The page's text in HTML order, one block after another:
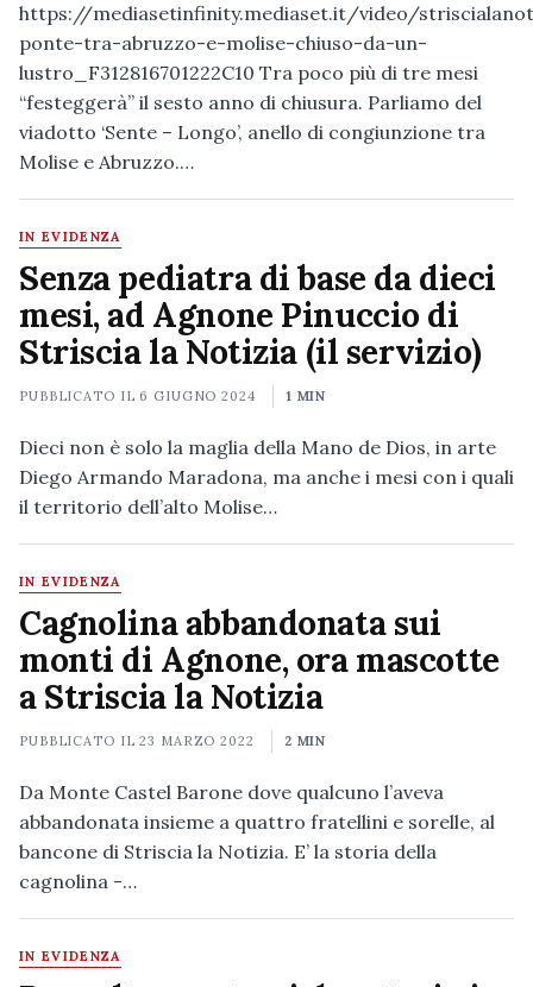
https://mediasetinfinity.mediaset.it/video/
ponte-tra-abruzzo-e-molise-chiuso-da-un-
lustro_F312816701222C10 Tra poco più di tre mesi
“festeggerà” il sesto anno di chiusura. Parliamo del
viadotto ‘Sente – Longo’, anello di congiunzione tra
Molise e Abruzzo.…
IN EVIDENZA
Senza pediatra di base da dieci
mesi, ad Agnone Pinuccio di
Striscia la Notizia (il servizio)
PUBBLICATO IL 6 GIUGNO 2024 1 MIN
Dieci non è solo la maglia della Mano de Dios, in arte
Diego Armando Maradona, ma anche i mesi con i quali
il territorio dell’alto Molise…
IN EVIDENZA
Cagnolina abbandonata sui
monti di Agnone, ora mascotte
a Striscia la Notizia
PUBBLICATO IL23 MARZO 2022 2 MIN
Da Monte Castel Barone dove qualcuno l’aveva
abbandonata insieme a quattro fratellini e sorelle, al
bancone di Striscia la Notizia. E’ la storia della
cagnolina -…
IN EVIDENZA